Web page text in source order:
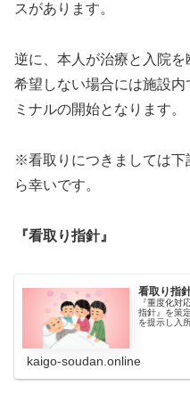
スがあります。
逆に、本人が治療と入院
希望しない場合には施設
ミナルの開始となります。
※看取りにつきましては下
ら幸いです。
『看取り指針』
看取り指
『重度化対
指針』を策
を提示し入
kaigo-soudan.online